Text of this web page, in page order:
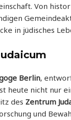
Von
in jüdisches
Berlin,
heute nicht nur
des Zentrum
und